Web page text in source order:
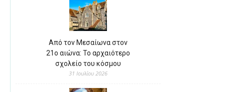
Από τον Μεσαίωνα στον
21ο αιώνα: Το αρχαιότερο
σχολείο του κόσμου
31 Ιουλίου 2026